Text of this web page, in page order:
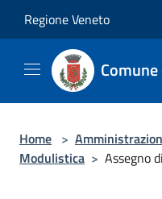
Regione Veneto
Home >
Modulistica > Assegno